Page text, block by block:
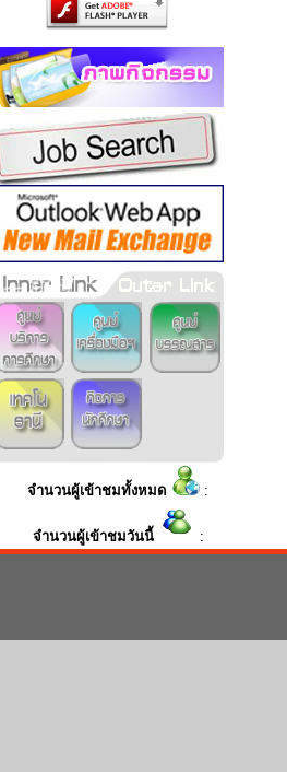
จำนวนผู้เข้าชมทั้งหมด :
จำนวนผู้เข้าชมวันนี้ :